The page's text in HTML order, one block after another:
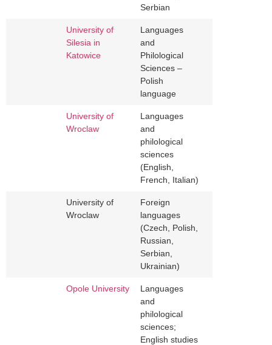
Serbian
University of
Silesia in
Katowice
Languages
and
Philological
Sciences –
Polish
language
University of
Wroclaw
Languages
and
philological
sciences
(English,
French, Italian)
University of
Wroclaw
Foreign
languages
(Czech, Polish,
Russian,
Serbian,
Ukrainian)
Opole University
Languages
and
philological
sciences;
English studies